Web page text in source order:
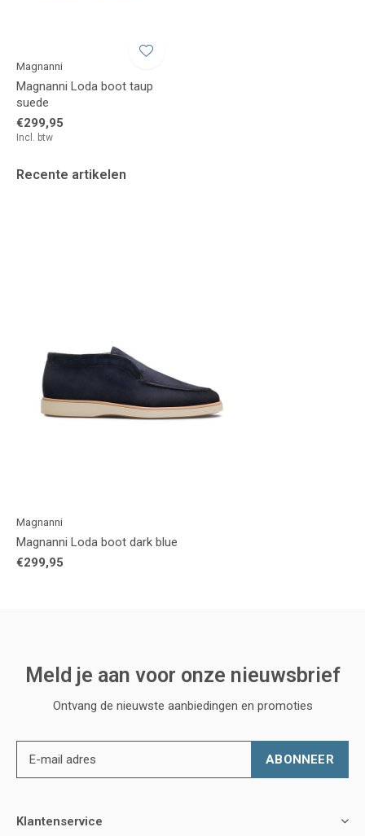
Magnanni
Magnanni Loda boot taup
suede
€299,95
Incl. btw
Recente artikelen
Magnanni
Magnanni Loda boot dark blue
€299,95
Meld je aan voor onze nieuwsbrief
Ontvang de nieuwste aanbiedingen en promoties
ABONNEER
Klantenservice